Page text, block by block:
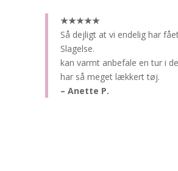
★★★★★
Så dejligt at vi endelig har
Slagelse.
kan varmt anbefale en tur i
har så meget lækkert tøj.
– Anette P.